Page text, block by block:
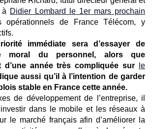
Didier Lombard le 1er mars prochain
opérationnels de France Télécom, y
immédiate sera d’essayer de
moral du personnel, alors que
d’une année très compliquée sur
le
aussi qu’il à l’intention de garder
stable en France cette année.
de développement de l’entreprise, il
dans le mobile et les réseaux à
le marché français afin d’améliorer la